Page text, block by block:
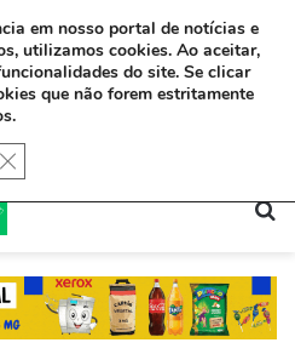
em nosso portal de notícias e
utilizamos cookies. Ao aceitar,
do site. Se clicar
que não forem estritamente
Close GDPR Cookie Banner